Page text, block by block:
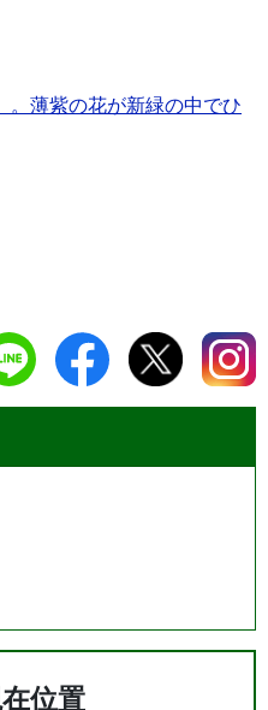
。薄紫の花が新緑の中でひ
位置